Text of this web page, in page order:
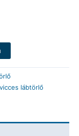
vicces lábtörlő